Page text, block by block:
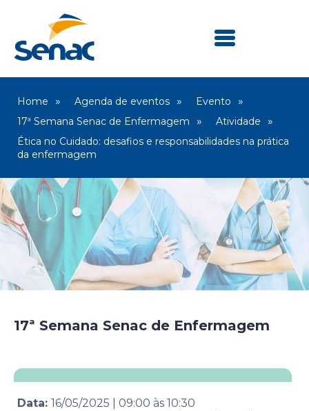
Home Agenda de eventos
Evento
17ª Semana Senac de Enfermagem
Atividade
Ética no Cuidado: desafios e responsabilidades na prática
da enfermagem
17ª Semana Senac de Enfermagem
Data: 16/05/2025 09:00 às 10:30